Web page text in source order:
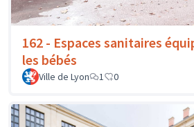
162 - Espaces sanitaires
les bébés
Ville de Lyon 1 0